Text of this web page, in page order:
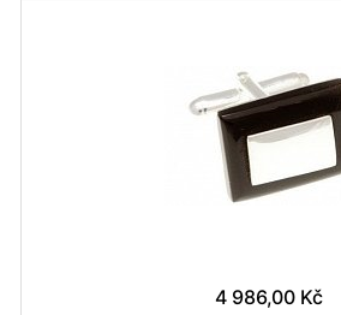
4 986,00 Kč